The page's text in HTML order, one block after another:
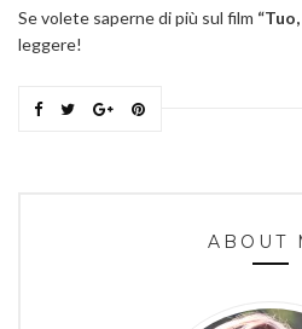
Se volete saperne di più sul film
leggere!
ABOUT